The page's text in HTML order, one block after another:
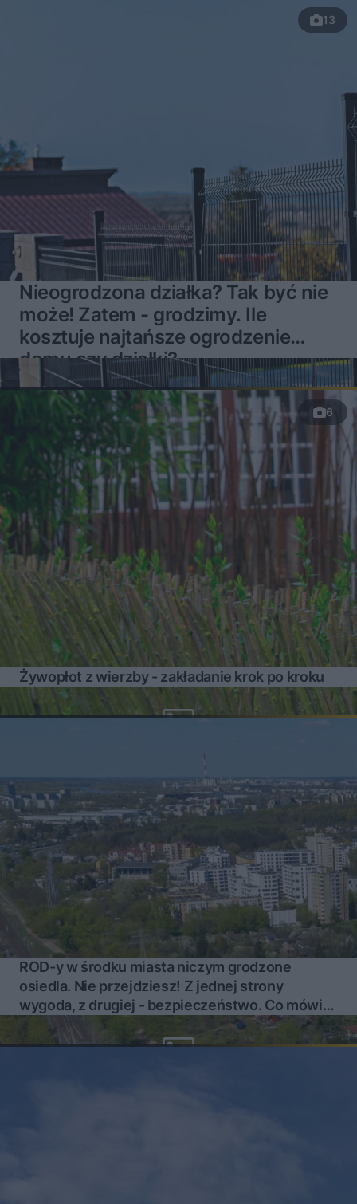
13
Nieogrodzona działka? Tak być nie
może! Zatem - grodzimy. Ile
kosztuje najtańsze ogrodzenie
domu czy działki?
6
Żywopłot z wierzby - zakładanie krok po kroku
ROD-y w środku miasta niczym grodzone
osiedla. Nie przejdziesz! Z jednej strony
wygoda, z drugiej - bezpieczeństwo. Co mówi